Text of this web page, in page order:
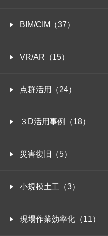
BIM/CIM（37）
VR/AR（15）
点群活用（24）
３D活用事例（18）
災害復旧（5）
小規模土工（3）
現場作業効率化（11）